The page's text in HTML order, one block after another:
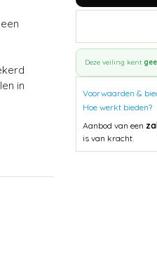
in
Deze veiling kent
Voorwaarden &
Hoe werkt bieden?
Aanbod van een
is van kracht.